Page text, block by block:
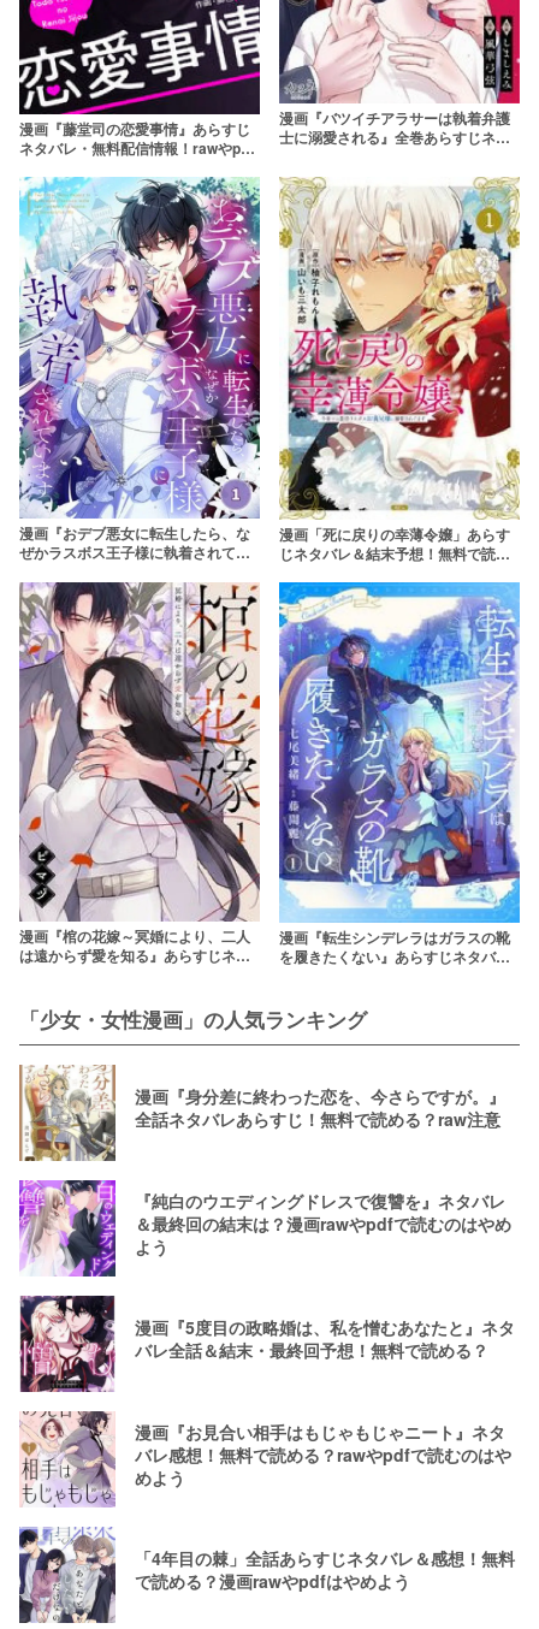
漫画『藤堂司の恋愛事情』あらすじ
ネタバレ・無料配信情報！rawやpdf
漫画『バツイチアラサーは執着弁護
士に溺愛される』全巻あらすじネタ
むのはやめよう
漫画『おデブ悪女に転生したら、な
ぜかラスボス王子様に執着されてい
む方法を解説！rawで読むのはやめ
よう
漫画「死に戻りの幸薄令嬢」あらす
じネタバレ＆結末予想！無料で読め
漫画『棺の花嫁～冥婚により、二人
は遠からず愛を知る』あらすじネタ
漫画『転生シンデレラはガラスの靴
を履きたくない』あらすじネタバ
「少女・女性漫画」の人気ランキング
漫画『身分差に終わった恋を、今さらですが。』
全話ネタバレあらすじ！無料で読める？raw注意
『純白のウエディングドレスで復讐を』ネタバレ
＆最終回の結末は？漫画rawやpdfで読むのはやめ
よう
漫画『5度目の政略婚は、私を憎むあなたと』ネタ
バレ全話＆結末・最終回予想！無料で読める？
漫画『お見合い相手はもじゃもじゃニート』ネタ
バレ感想！無料で読める？rawやpdfで読むのはや
めよう
「4年目の棘」全話あらすじネタバレ＆感想！無料
で読める？漫画rawやpdfはやめよう